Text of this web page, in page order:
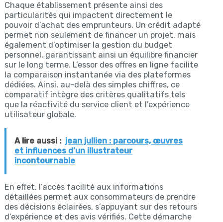
Chaque établissement présente ainsi des
particularités qui impactent directement le
pouvoir d’achat des emprunteurs. Un crédit adapté
permet non seulement de financer un projet, mais
également d’optimiser la gestion du budget
personnel, garantissant ainsi un équilibre financier
sur le long terme. L’essor des offres en ligne facilite
la comparaison instantanée via des plateformes
dédiées. Ainsi, au-delà des simples chiffres, ce
comparatif intègre des critères qualitatifs tels
que la réactivité du service client et l’expérience
utilisateur globale.
A lire aussi : jean jullien : parcours, œuvres
et influences d’un illustrateur
incontournable
En effet, l’accès facilité aux informations
détaillées permet aux consommateurs de prendre
des décisions éclairées, s’appuyant sur des retours
d’expérience et des avis vérifiés. Cette démarche